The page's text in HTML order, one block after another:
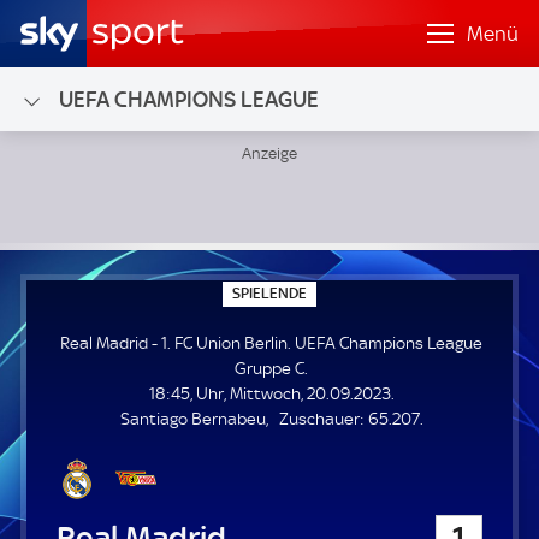
Menü
UEFA CHAMPIONS LEAGUE
Real Madrid - 1. FC Union Berlin; UEFA Champions League
SPIELENDE
P
E
E
N
E
Real Madrid - 1. FC Union Berlin. UEFA Champions League
Gruppe C.
18:45, Uhr, Mittwoch, 20.09.2023.
Santiago Bernabeu
Zuschauer: Z
65.207.